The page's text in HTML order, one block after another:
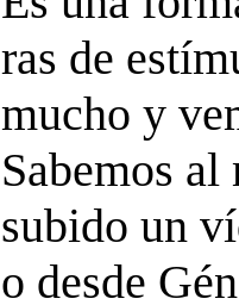
ras de
mucho y
Sabemos
subido un
o desde